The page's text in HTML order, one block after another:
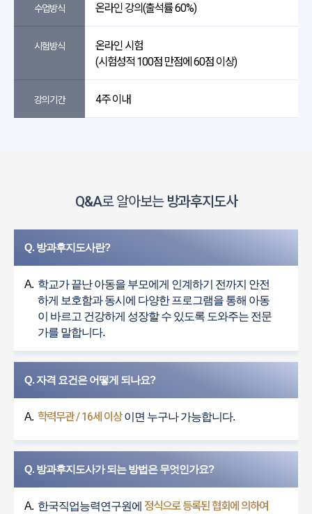
수업방식 온라인 강의(출석률 60%)
시험방식
온라인 시험
(시험성적 100점 만점에 60점 이상)
강의기간 4주 이내
Q&A로 알아보는 방과후지도사
Q. 방과후지도사란?
A. 학교가 끝난 아동을 부모에게 인계하기 전까지 안전
하게 보호함과 동시에 다양한 프로그램을 통해 아동
이 바르고 건강하게 성장할 수 있도록 도와주는 전문
가를 말합니다.
Q. 자격 요건은 어떻게 되나요?
A. 학력무관 / 16세 이상이면 누구나 가능합니다.
Q. 방과후지도사가 되는 방법은 무엇인가요?
A. 한국직업능력연구원에 정식으로 등록된 협회에 의하여